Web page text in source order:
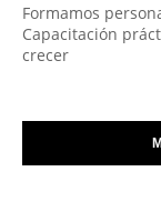
Formamos
Capacitación
crecer